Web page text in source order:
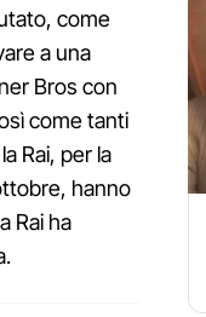
come
a una
Bros con
come tanti
Rai, per la
hanno
Rai ha